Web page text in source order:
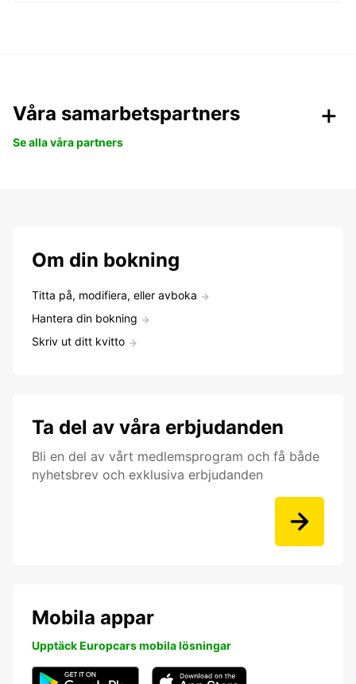
Våra samarbetspartners
Se alla våra partners
Om din bokning
Titta på, modifiera, eller avboka
Hantera din bokning
Skriv ut ditt kvitto
Ta del av våra erbjudanden
Bli en del av vårt medlemsprogram och få både
nyhetsbrev och exklusiva erbjudanden
Mobila appar
Upptäck Europcars mobila lösningar